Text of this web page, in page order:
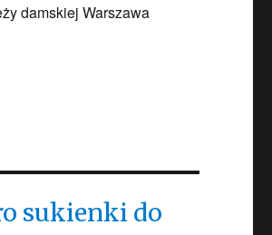
damskiej Warszawa
sukienki do